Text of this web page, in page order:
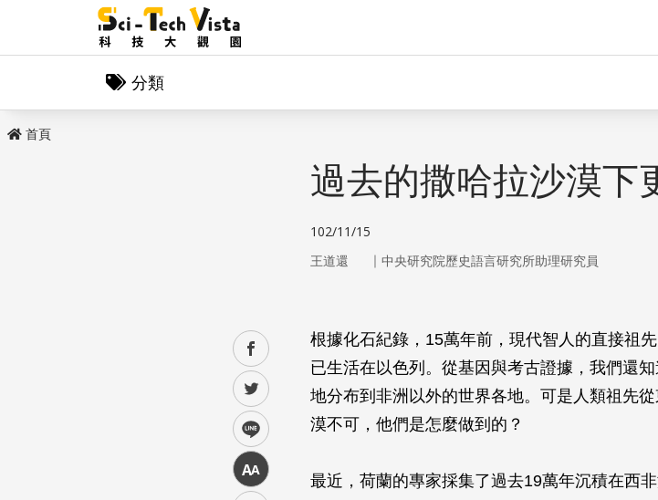
分類
首頁
facebook
twitter
line
中
過去的撒哈拉沙漠下
102/11/15
王道還 ｜ 中央研究院歷史語言研究所助理研究員
根據化石紀錄，15萬年前，現代智人的直接祖
已生活在以色列。從基因與考古證據，我們還
地分布到非洲以外的世界各地。可是人類祖先
漠不可，他們是怎麼做到的？
最近，荷蘭的專家採集了過去19萬年沉積在西